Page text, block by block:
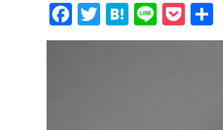
Facebook
Twitter
Hatena
Line